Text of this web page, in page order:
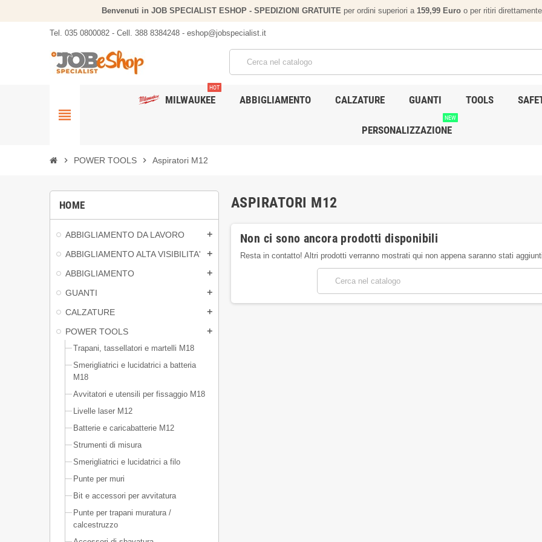
Benvenuti in JOB SPECIALIST ESHOP - SPEDIZIONI GRATUITE per ordini superiori a 159,99 Euro o per ritiri
Tel. 035 0800082 - Cell. 388 8384248 - eshop@jobspecialist.it
view_headline
MILWAUKEE
HOT
ABBIGLIAMENTO CALZATURE GUANTI TOOLS
PERSONALIZZAZIONE
NEW
chevron_right POWER TOOLS chevron_right Aspiratori M12
HOME
ABBIGLIAMENTO DA LAVORO add
ABBIGLIAMENTO ALTA VISIBILITA' add
ABBIGLIAMENTO add
GUANTI add
CALZATURE add
POWER TOOLS add
Trapani, tassellatori e martelli M18
Smerigliatrici e lucidatrici a batteria
M18
Avvitatori e utensili per fissaggio M18
Livelle laser M12
Batterie e caricabatterie M12
Strumenti di misura
Smerigliatrici e lucidatrici a filo
Punte per muri
Bit e accessori per avvitatura
Punte per trapani muratura /
calcestruzzo
ASPIRATORI M12
Non ci sono ancora prodotti disponibili
Resta in contatto! Altri prodotti verranno mostrati qui non appena saranno stati